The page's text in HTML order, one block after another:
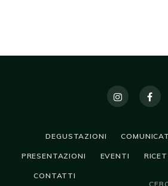
DEGUSTAZIONI
PRESENTAZIONI EVENTI
CONTATTI